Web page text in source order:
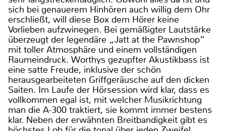
sich bei genauerem Hinhören auch willig dem Ohr
erschließt, will diese Box dem Hörer keine
Vorlieben aufzwinegen. Bei gemäßigter Lautstärke
überzeugt der legendäre „Jatt at the Pawnshop”
mit toller Atmosphäre und einem vollständigen
Raumeindruck. Worthys gezupfter Akustikbass ist
eine satte Freude, inklusive der schön
herausgearbeiteten Griffgeräusche auf den dicken
Saiten. Im Laufe der Hörsession wird klar, dass es
vollkommen egal ist, mit welcher Musikrichtung
man die A-300 traktiert, sie kommt immer bestens
klar. Neben der erwähnten Breitbandigkeit gibt es